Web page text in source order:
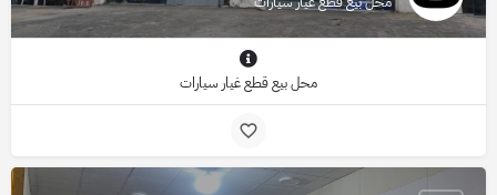
محل بيع قطع غيار سيارات